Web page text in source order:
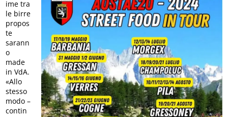
ime tra
le birre
propos
te
sarann
o
made
in VdA.
«Allo
stesso
modo –
contin